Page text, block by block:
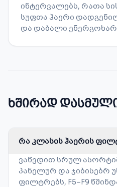
ინტერვალებს, რათა
სუფთა ჰაერი
და დაბალი
ხშირად
რა კლასის ჰაერის
ვაწვდით სრულ
პანელურ და ჯიბისებრ
ფილტრებს, F5–F9